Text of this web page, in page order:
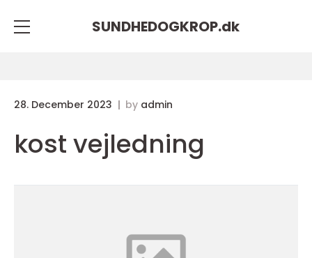
SUNDHEDOGKROP.dk
28. December 2023 by admin
kost vejledning